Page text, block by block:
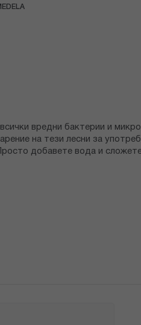
вредни бактерии и
на тези лесни за
добавете вода и